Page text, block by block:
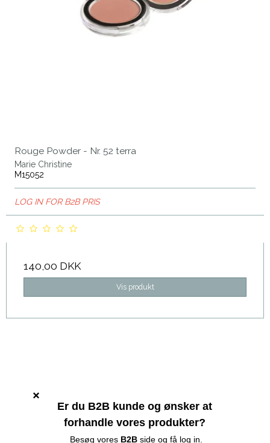
Rouge Powder - Nr. 52 terra
Marie Christine
M15052
LOG IN FOR B2B PRIS
140,00 DKK
Vis produkt